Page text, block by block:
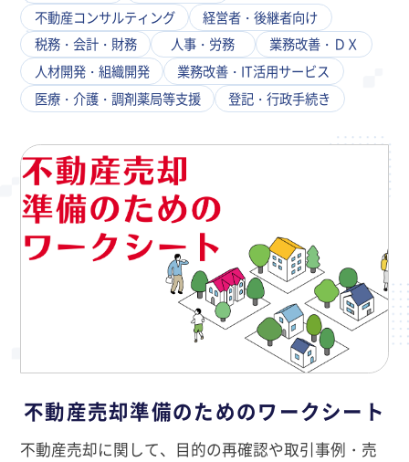
不動産コンサルティング
経営者・後継者向け
税務・会計・財務
人事・労務
業務改善・ＤＸ
人材開発・組織開発
業務改善・IT活用サービス
医療・介護・調剤薬局等支援
登記・行政手続き
不動産売却準備のためのワークシート
不動産売却に関して、目的の再確認や取引事例・売